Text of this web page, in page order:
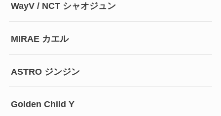
WayV / NCT シャオジュン
MIRAE カエル
ASTRO ジンジン
Golden Child Y